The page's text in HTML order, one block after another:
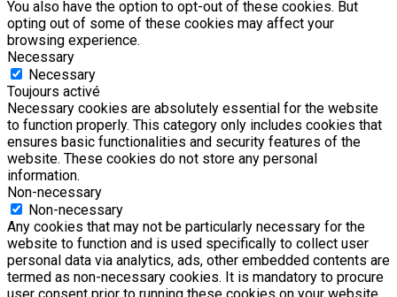
You also have the option to opt-out of these cookies. But
opting out of some of these cookies may affect your
browsing experience.
Necessary
Necessary
Toujours activé
Necessary cookies are absolutely essential for the website
to function properly. This category only includes cookies that
ensures basic functionalities and security features of the
website. These cookies do not store any personal
information.
Non-necessary
Non-necessary
Any cookies that may not be particularly necessary for the
website to function and is used specifically to collect user
personal data via analytics, ads, other embedded contents are
termed as non-necessary cookies. It is mandatory to procure